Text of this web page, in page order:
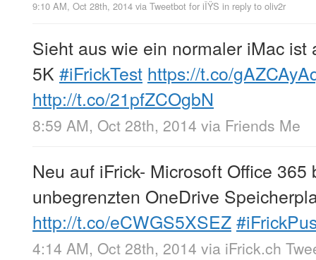
9:10 AM, Oct 28th, 2014 via Tweetbot for iÎŸS in reply to oliv2r
Sieht aus wie ein normaler iMac ist
5K #iFrickTest https://t.co/
http://t.co/21pfZCOgbN
8:59 AM, Oct 28th, 2014 via Friends Me
Neu auf iFrick- Microsoft Office 365
unbegrenzten OneDrive
http://t.co/eCWGS5XSEZ
4:14 AM, Oct 28th, 2014 via iFrick.ch